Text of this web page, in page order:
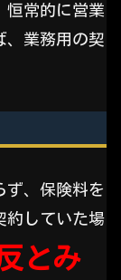
恒常的に営業
、業務用の契
ず、保険料を
約していた場
とみ